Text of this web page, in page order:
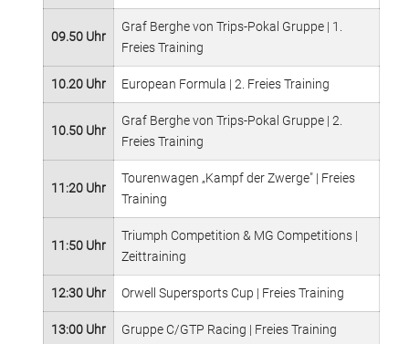
09.50 Uhr
Graf Berghe von Trips-Pokal Gruppe | 1.
Freies Training
10.20 Uhr European Formula | 2. Freies Training
10.50 Uhr
Graf Berghe von Trips-Pokal Gruppe | 2.
Freies Training
11:20 Uhr
Tourenwagen „Kampf der Zwerge" | Freies
Training
11:50 Uhr
Triumph Competition & MG Competitions |
Zeittraining
12:30 Uhr Orwell Supersports Cup | Freies Training
13:00 Uhr Gruppe C/GTP Racing | Freies Training